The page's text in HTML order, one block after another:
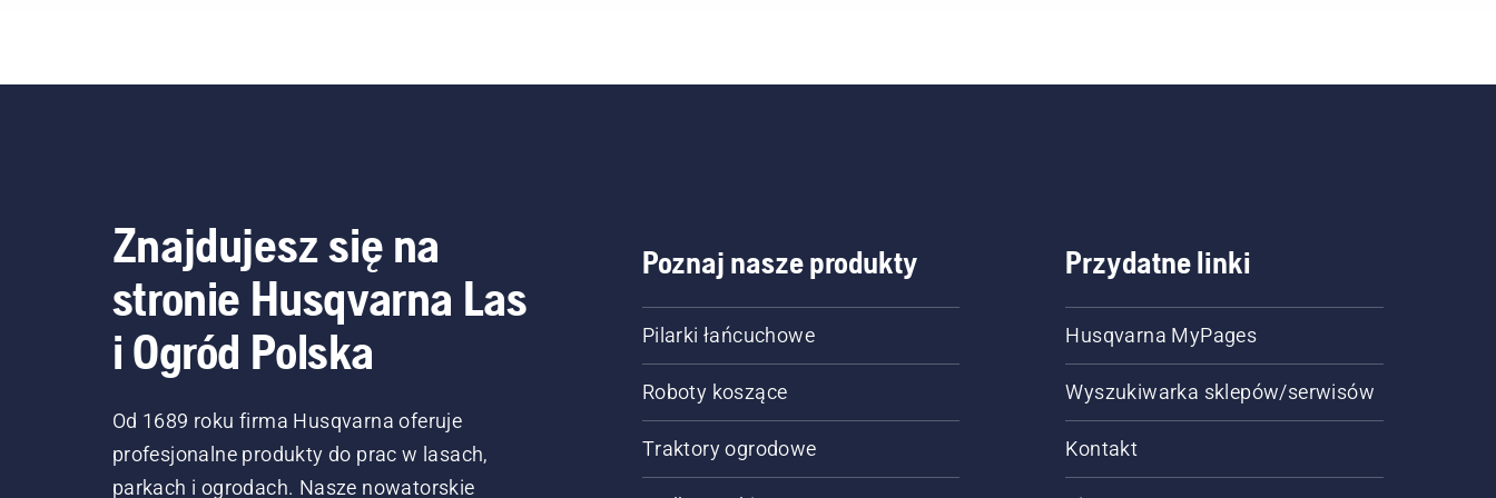
Znajdujesz się na
stronie Husqvarna Las
i Ogród Polska
Od 1689 roku firma Husqvarna oferuje
profesjonalne produkty do prac w lasach,
parkach i ogrodach. Nasze nowatorskie
Poznaj nasze produkty
Pilarki łańcuchowe
Roboty koszące
Traktory ogrodowe
Przydatne linki
Husqvarna MyPages
Wyszukiwarka sklepów/serwisów
Kontakt